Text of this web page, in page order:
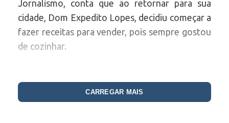
Jornalismo, conta que ao retornar para sua
cidade, Dom Expedito Lopes, decidiu começar a
fazer receitas para vender, pois sempre gostou
de cozinhar.
e costumava fazer bolos, sobremesas, alguns
pratos e postava nas minhas redes sociais,
CARREGAR MAIS